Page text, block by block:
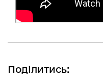
Поділитись: